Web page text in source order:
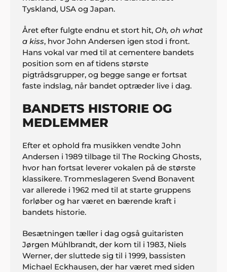
Tyskland, USA og Japan.
Året efter fulgte endnu et stort hit, Oh, oh what
a kiss, hvor John Andersen igen stod i front.
Hans vokal var med til at cementere bandets
position som en af tidens største
pigtrådsgrupper, og begge sange er fortsat
faste indslag, når bandet optræder live i dag.
BANDETS HISTORIE OG
MEDLEMMER
Efter et ophold fra musikken vendte John
Andersen i 1989 tilbage til The Rocking Ghosts,
hvor han fortsat leverer vokalen på de største
klassikere. Trommeslageren Svend Bonavent
var allerede i 1962 med til at starte gruppens
forløber og har været en bærende kraft i
bandets historie.
Besætningen tæller i dag også guitaristen
Jørgen Mühlbrandt, der kom til i 1983, Niels
Werner, der sluttede sig til i 1999, bassisten
Michael Eckhausen, der har været med siden